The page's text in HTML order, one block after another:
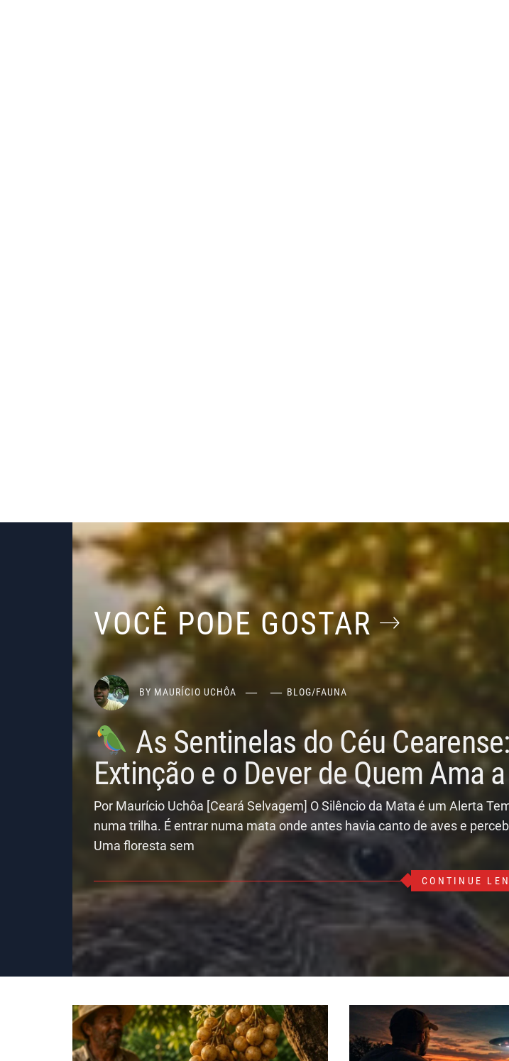
VOCÊ PODE GOSTAR
BY MAURÍCIO UCHÔA BLOG/FAUNA
As Sentinelas do Céu
Extinção e o Dever de Quem Ama
Por Maurício Uchôa [Ceará Selvagem] O Silêncio da Mata é um Alerta
numa trilha. É entrar numa mata onde antes havia canto de aves e
Uma floresta sem
CONTINUE